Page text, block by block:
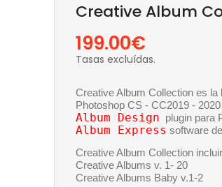
Creative Album
199.00€
Tasas excluídas.
Creative Album Collection es la
Photoshop CS - CC2019 - 2020
Album Design
plugin
Album Express software
Creative Album Collection
Creative Albums v. 1- 20
Creative Albums Baby v.1-2